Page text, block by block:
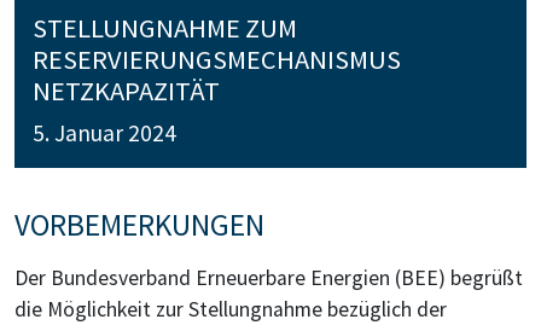
STELLUNGNAHME ZUM
RESERVIERUNGSMECHANISMUS
NETZKAPAZITÄT
5. Januar 2024
VORBEMERKUNGEN
Der Bundesverband Erneuerbare Energien (BEE) begrüßt
die Möglichkeit zur Stellungnahme bezüglich der